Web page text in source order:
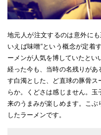
地元人が注文するのは意外に
いえば味噌“という概念が定着
ーメンが人気を博していたとい
経った今も、当時の名残りが
す白濁とした、ど直球の豚骨ス
らか。くどさは感じません。
来のうまみが楽しめます。こ
したラーメンです。